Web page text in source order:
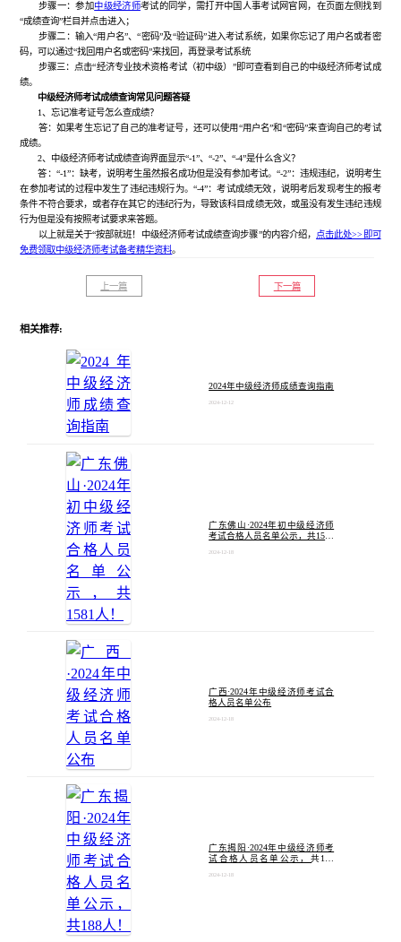
步骤一：参加中级经济师考试的同学，需打开中国人事考试网官网，在页面左侧找到
“成绩查询”栏目并点击进入；
步骤二：输入“用户名”、“密码”及“验证码”进入考试系统，如果你忘记了用户名或者密
码，可以通过“找回用户名或密码”来找回，再登录考试系统
步骤三：点击“经济专业技术资格考试（初中级）”即可查看到自己的中级经济师考试成
绩。
中级经济师考试成绩查询常见问题答疑
1、忘记准考证号怎么查成绩？
答：如果考生忘记了自己的准考证号，还可以使用“用户名”和“密码”来查询自己的考试
成绩。
2、中级经济师考试成绩查询界面显示“-1”、“-2”、“-4”是什么含义？
答：“-1”：缺考，说明考生虽然报名成功但是没有参加考试。“-2”：违规违纪，说明考生
在参加考试的过程中发生了违纪违规行为。“-4”：考试成绩无效，说明考后发现考生的报考
条件不符合要求，或者存在其它的违纪行为，导致该科目成绩无效，或虽没有发生违纪违规
行为但是没有按照考试要求来答题。
以上就是关于“按部就班！中级经济师考试成绩查询步骤”的内容介绍， 点击此处>>即可
免费领取中级经济师考试备考精华资料。
上一篇 下一篇
相关推荐:
​2024年中级经济师成绩查询指南
2024-12-12
广东佛山·2024年初中级经济师
考试合格人员名单公示，共1581
2024-12-18
广西·2024年中级经济师考试合
格人员名单公布
2024-12-18
广东揭阳·2024年中级经济师考
试合格人员名单公示，共188
2024-12-18